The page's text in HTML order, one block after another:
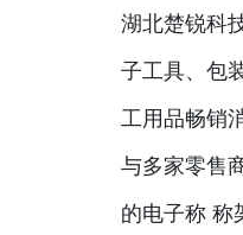
湖北楚锐科
子工具、包
工用品畅销
与多家零售
的电子称 称